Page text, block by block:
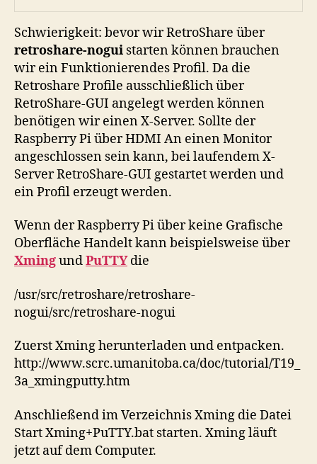
Schwierigkeit: bevor wir RetroShare über
retroshare-nogui starten können brauchen
wir ein Funktionierendes Profil. Da die
Retroshare Profile ausschließlich über
RetroShare-GUI angelegt werden können
benötigen wir einen X-Server. Sollte der
Raspberry Pi über HDMI An einen Monitor
angeschlossen sein kann, bei laufendem X-
Server RetroShare-GUI gestartet werden und
ein Profil erzeugt werden.
Wenn der Raspberry Pi über keine Grafische
Oberfläche Handelt kann beispielsweise über
XmingundPuTTYdie
/usr/src/retroshare/retroshare-
nogui/src/retroshare-nogui
Zuerst Xming herunterladen und entpacken.
http://www.scrc.umanitoba.ca/doc/tutorial/T19_
3a_xmingputty.htm
Anschließend im Verzeichnis Xming die Datei
Start Xming+PuTTY.bat starten. Xming läuft
jetzt auf dem Computer.